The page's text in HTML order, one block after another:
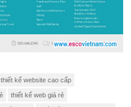
thiết kế website cao cấp
thiết kế web giá rẻ